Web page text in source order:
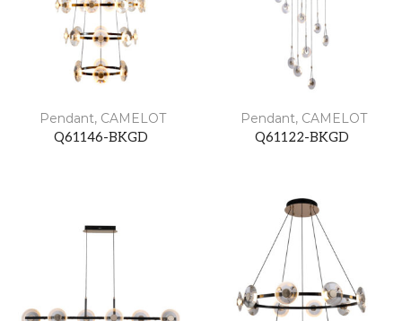
Pendant, CAMELOT
Q61146-BKGD
Pendant, CAMELOT
Q61122-BKGD